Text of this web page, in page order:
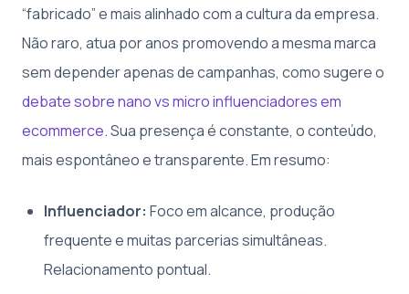
“fabricado” e mais alinhado com a cultura da empresa.
Não raro, atua por anos promovendo a mesma marca
sem depender apenas de campanhas, como sugere o
debate sobre nano vs micro influenciadores em
ecommerce. Sua presença é constante, o conteúdo,
mais espontâneo e transparente. Em resumo:
Influenciador: Foco em alcance, produção
frequente e muitas parcerias simultâneas.
Relacionamento pontual.